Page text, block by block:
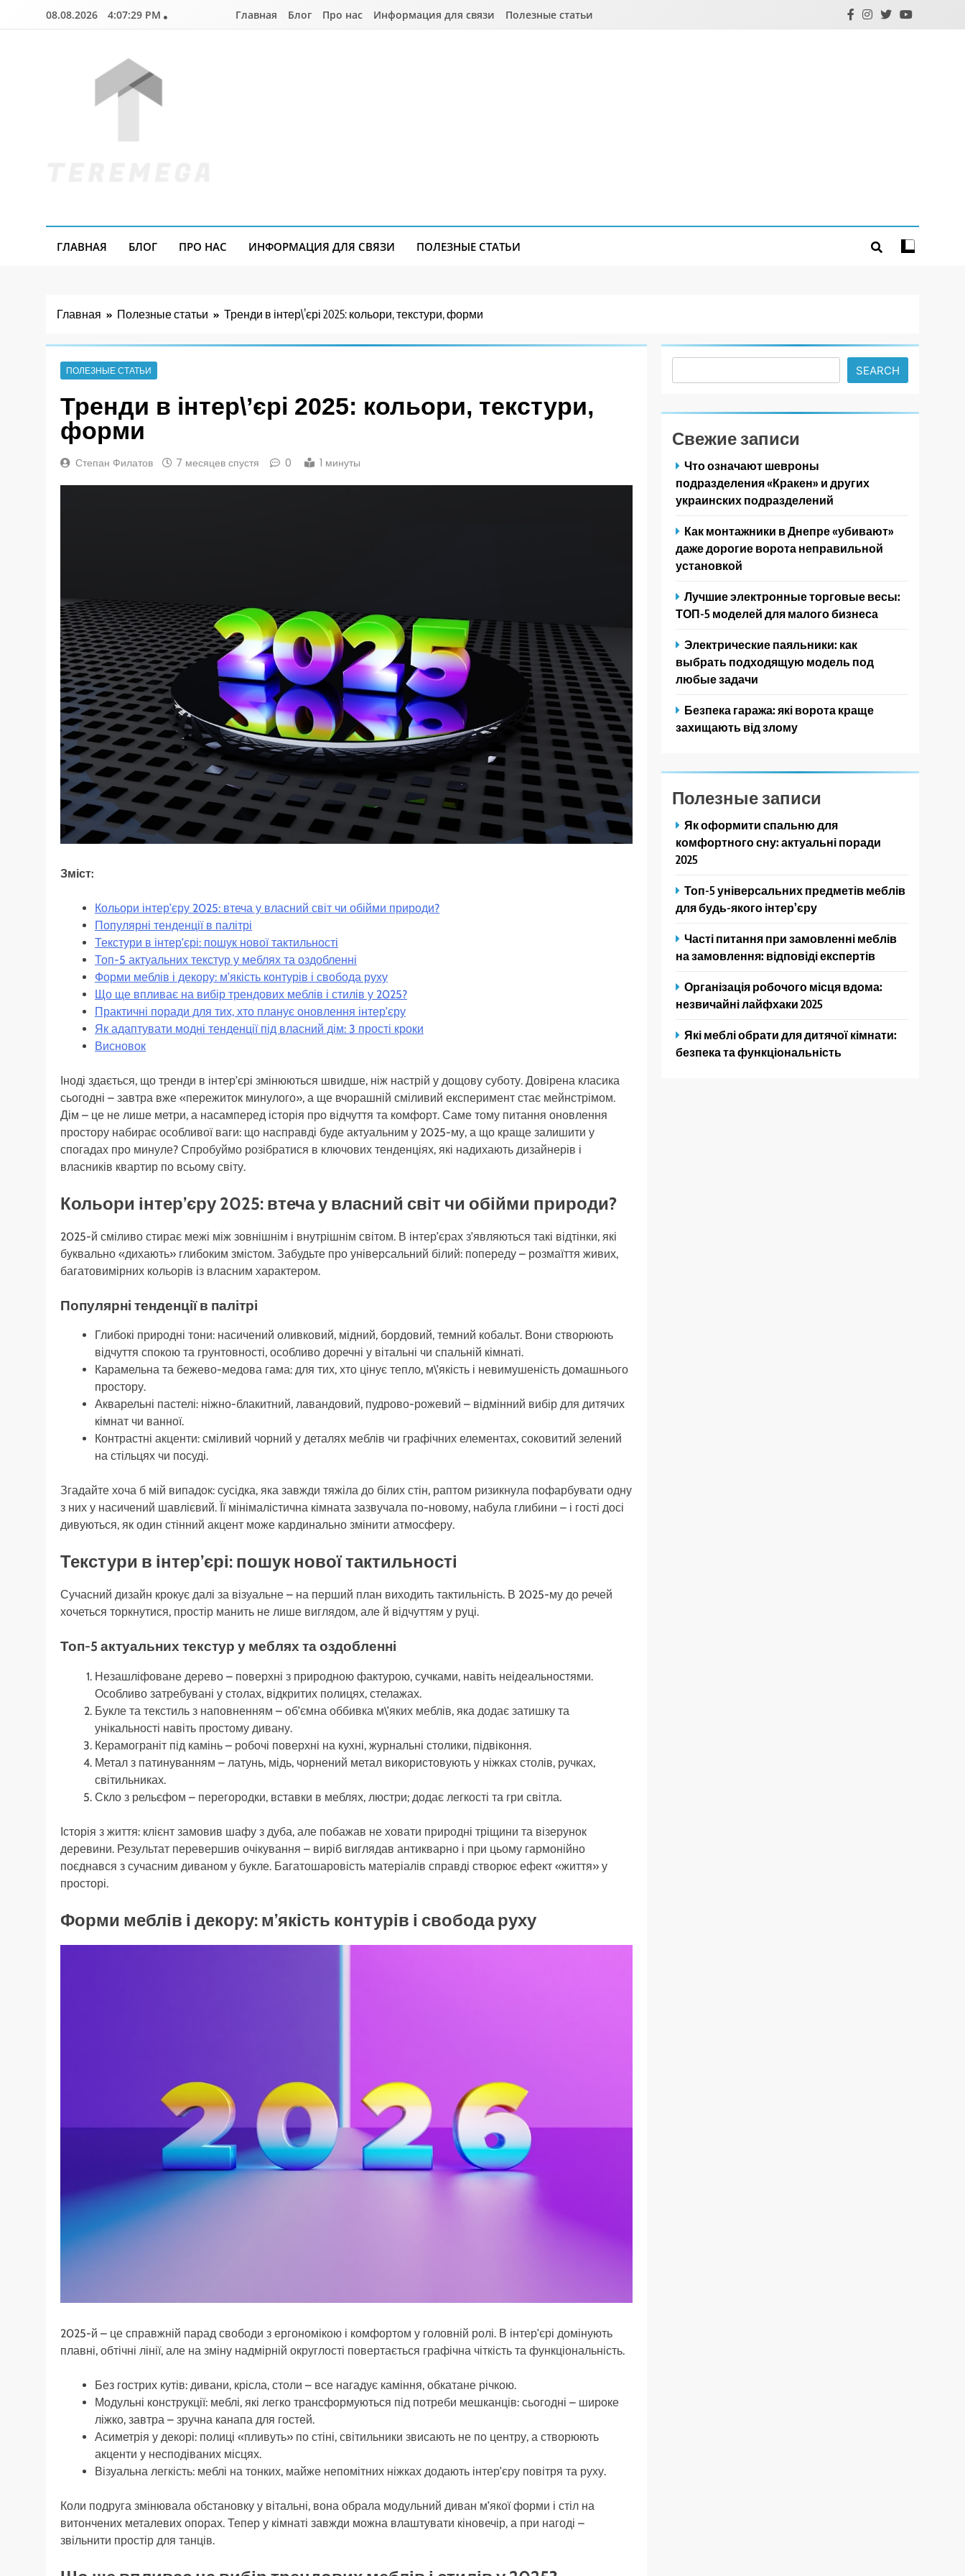
08.08.2026 4:07:30 PM Главная Блог Про нас Информация для связи Полезные статьи
ГЛАВНАЯ БЛОГ ПРО НАС ИНФОРМАЦИЯ ДЛЯ СВЯЗИ ПОЛЕЗНЫЕ СТАТЬИ
Главная Полезные статьи Тренди в інтер\’єрі 2025: кольори, текстури, форми
ПОЛЕЗНЫЕ СТАТЬИ
Тренди в інтер\’єрі 2025: кольори, текстури,
форми
Степан Филатов 7 месяцев спустя 0 1 минуты
Зміст:
Кольори інтер’єру 2025: втеча у власний світ чи обійми природи?
Популярні тенденції в палітрі
Текстури в інтер’єрі: пошук нової тактильності
Топ-5 актуальних текстур у меблях та оздобленні
Форми меблів і декору: м’якість контурів і свобода руху
Що ще впливає на вибір трендових меблів і стилів у 2025?
Практичні поради для тих, хто планує оновлення інтер’єру
Як адаптувати модні тенденції під власний дім: 3 прості кроки
Висновок
Іноді здається, що тренди в інтер’єрі змінюються швидше, ніж настрій у дощову суботу. Довірена класика
сьогодні – завтра вже «пережиток минулого», а ще вчорашній сміливий експеримент стає мейнстрімом.
Дім – це не лише метри, а насамперед історія про відчуття та комфорт. Саме тому питання оновлення
простору набирає особливої ваги: що насправді буде актуальним у 2025-му, а що краще залишити у
спогадах про минуле? Спробуймо розібратися в ключових тенденціях, які надихають дизайнерів і
власників квартир по всьому світу.
Кольори інтер’єру 2025: втеча у власний світ чи обійми природи?
2025-й сміливо стирає межі між зовнішнім і внутрішнім світом. В інтер’єрах з’являються такі відтінки, які
буквально «дихають» глибоким змістом. Забудьте про універсальний білий: попереду – розмаїття живих,
багатовимірних кольорів із власним характером.
Популярні тенденції в палітрі
Глибокі природні тони: насичений оливковий, мідний, бордовий, темний кобальт. Вони створюють
відчуття спокою та грунтовності, особливо доречні у вітальні чи спальній кімнаті.
Карамельна та бежево-медова гама: для тих, хто цінує тепло, м\’якість і невимушеність домашнього
простору.
Акварельні пастелі: ніжно-блакитний, лавандовий, пудрово-рожевий – відмінний вибір для дитячих
кімнат чи ванної.
Контрастні акценти: сміливий чорний у деталях меблів чи графічних елементах, соковитий зелений
на стільцях чи посуді.
Згадайте хоча б мій випадок: сусідка, яка завжди тяжіла до білих стін, раптом ризикнула пофарбувати одну
з них у насичений шавлієвий. Її мінімалістична кімната зазвучала по-новому, набула глибини – і гості досі
дивуються, як один стінний акцент може кардинально змінити атмосферу.
Текстури в інтер’єрі: пошук нової тактильності
Сучасний дизайн крокує далі за візуальне – на перший план виходить тактильність. В 2025-му до речей
хочеться торкнутися, простір манить не лише виглядом, але й відчуттям у руці.
Топ-5 актуальних текстур у меблях та оздобленні
Незашліфоване дерево – поверхні з природною фактурою, сучками, навіть неідеальностями.
Особливо затребувані у столах, відкритих полицях, стелажах.
Букле та текстиль з наповненням – об’ємна оббивка м\’яких меблів, яка додає затишку та
унікальності навіть простому дивану.
Керамограніт під камінь – робочі поверхні на кухні, журнальні столики, підвіконня.
Метал з патинуванням – латунь, мідь, чорнений метал використовують у ніжках столів, ручках,
світильниках.
Скло з рельєфом – перегородки, вставки в меблях, люстри; додає легкості та гри світла.
Історія з життя: клієнт замовив шафу з дуба, але побажав не ховати природні тріщини та візерунок
деревини. Результат перевершив очікування – виріб виглядав антикварно і при цьому гармонійно
поєднався з сучасним диваном у букле. Багатошаровість матеріалів справді створює ефект «життя» у
просторі.
Форми меблів і декору: м’якість контурів і свобода руху
2025-й – це справжній парад свободи з ергономікою і комфортом у головній ролі. В інтер’єрі домінують
плавні, обтічні лінії, але на зміну надмірній округлості повертається графічна чіткість та функціональність.
Без гострих кутів: дивани, крісла, столи – все нагадує каміння, обкатане річкою.
Модульні конструкції: меблі, які легко трансформуються під потреби мешканців: сьогодні – широке
ліжко, завтра – зручна канапа для гостей.
Асиметрія у декорі: полиці «пливуть» по стіні, світильники звисають не по центру, а створюють
акценти у несподіваних місцях.
Візуальна легкість: меблі на тонких, майже непомітних ніжках додають інтер’єру повітря та руху.
Коли подруга змінювала обстановку у вітальні, вона обрала модульний диван м’якої форми і стіл на
витончених металевих опорах. Тепер у кімнаті завжди можна влаштувати кіновечір, а при нагоді –
звільнити простір для танців.
SEARCH
Свежие записи
Что означают шевроны
подразделения «Кракен» и других
украинских подразделений
Как монтажники в Днепре «убивают»
даже дорогие ворота неправильной
установкой
Лучшие электронные торговые весы:
ТОП-5 моделей для малого бизнеса
Электрические паяльники: как
выбрать подходящую модель под
любые задачи
Безпека гаража: які ворота краще
захищають від злому
Полезные записи
Як оформити спальню для
комфортного сну: актуальні поради
2025
Топ-5 універсальних предметів меблів
для будь-якого інтер’єру
Часті питання при замовленні меблів
на замовлення: відповіді експертів
Організація робочого місця вдома:
незвичайні лайфхаки 2025
Які меблі обрати для дитячої кімнати:
безпека та функціональність